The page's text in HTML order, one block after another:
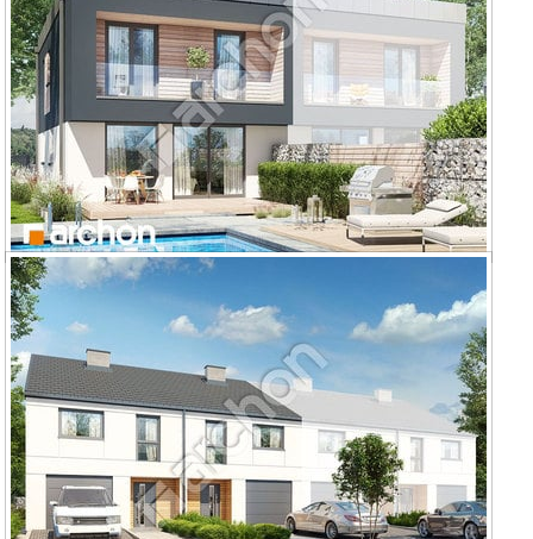
Dom pod miłorzębem 14 (GB)